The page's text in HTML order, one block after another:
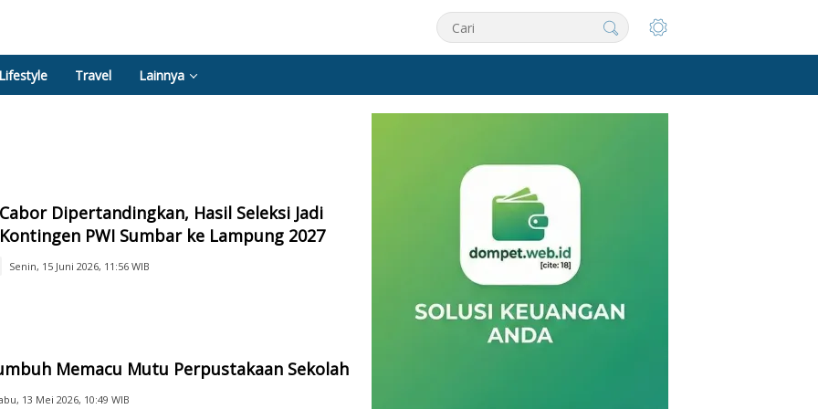
Travel Lainnya
Dipertandingkan, Hasil Seleksi Jadi
PWI Sumbar ke Lampung 2027
Senin, 15 Juni 2026, 11:56 WIB
Memacu Mutu Perpustakaan Sekolah
13 Mei 2026, 10:49 WIB